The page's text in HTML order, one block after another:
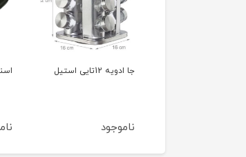
اسنک ساز فوما FU-2017
ناموجود